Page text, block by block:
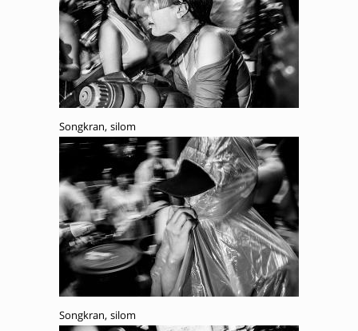
Songkran, silom
Songkran, silom